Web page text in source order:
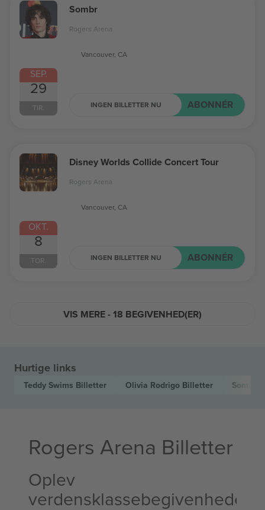
SEP.
29
TIR.
Sombr
Rogers Arena
Vancouver, CA
INGEN BILLETTER NU ABONNÉR
OKT.
8
TOR.
Disney Worlds Collide Concert Tour
Rogers Arena
Vancouver, CA
INGEN BILLETTER NU ABONNÉR
VIS MERE - 18 BEGIVENHED(ER)
Hurtige links
Teddy Swims Billetter Olivia Rodrigo Billetter Sombr
Rogers Arena Billetter
Oplev
verdensklassebegivenheder